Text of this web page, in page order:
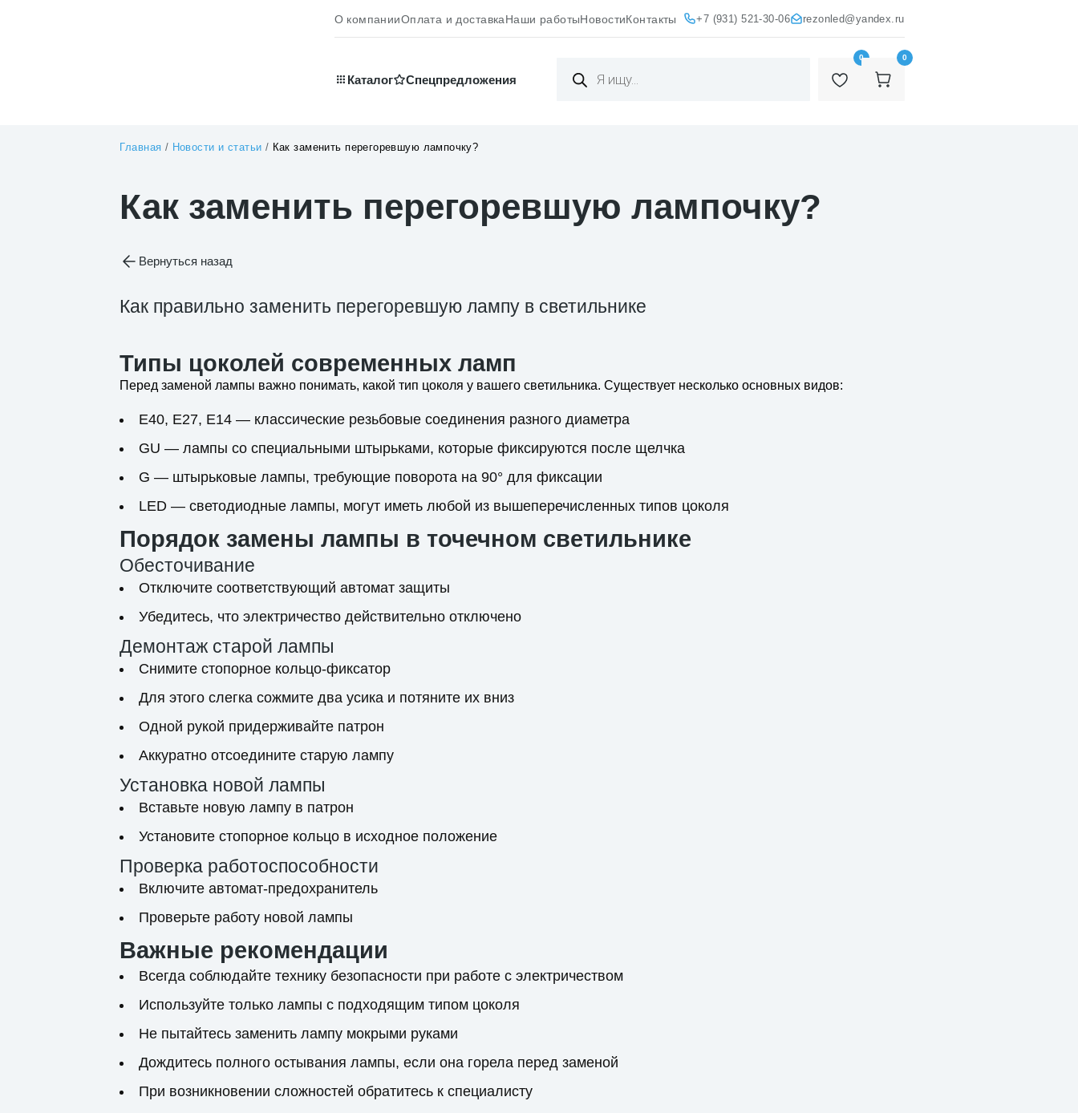
О компанииОплата и доставкаНаши работыНовостиКонтакты +7 (931) 521-30-06 rezonled@yandex.ru
Каталог Cпецпредложения
товаров
0 0
Главная / Новости и статьи / Как заменить перегоревшую лампочку?
Как заменить перегоревшую лампочку?
Вернуться назад
Как правильно заменить перегоревшую лампу в светильнике
Типы цоколей современных ламп
Перед заменой лампы важно понимать, какой тип цоколя у вашего светильника. Существует несколько основных видов:
Е40, Е27, Е14 — классические резьбовые соединения разного диаметра
GU — лампы со специальными штырьками, которые фиксируются после щелчка
G — штырьковые лампы, требующие поворота на 90° для фиксации
LED — светодиодные лампы, могут иметь любой из вышеперечисленных типов цоколя
Порядок замены лампы в точечном светильнике
Обесточивание
Отключите соответствующий автомат защиты
Убедитесь, что электричество действительно отключено
Демонтаж старой лампы
Снимите стопорное кольцо-фиксатор
Для этого слегка сожмите два усика и потяните их вниз
Одной рукой придерживайте патрон
Аккуратно отсоедините старую лампу
Установка новой лампы
Вставьте новую лампу в патрон
Установите стопорное кольцо в исходное положение
Проверка работоспособности
Включите автомат-предохранитель
Проверьте работу новой лампы
Важные рекомендации
Всегда соблюдайте технику безопасности при работе с электричеством
Используйте только лампы с подходящим типом цоколя
Не пытайтесь заменить лампу мокрыми руками
Дождитесь полного остывания лампы, если она горела перед заменой
При возникновении сложностей обратитесь к специалисту